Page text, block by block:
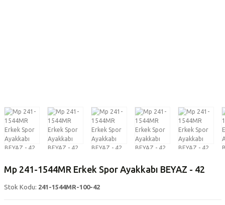
Mp 241-1544MR Erkek Spor Ayakkabı BEYAZ - 42
Stok Kodu: 241-1544MR-100-42